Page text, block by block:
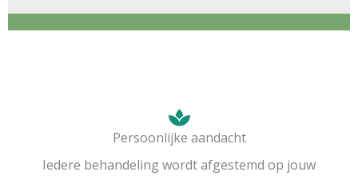
Persoonlijke aandacht
Iedere behandeling wordt afgestemd op jouw